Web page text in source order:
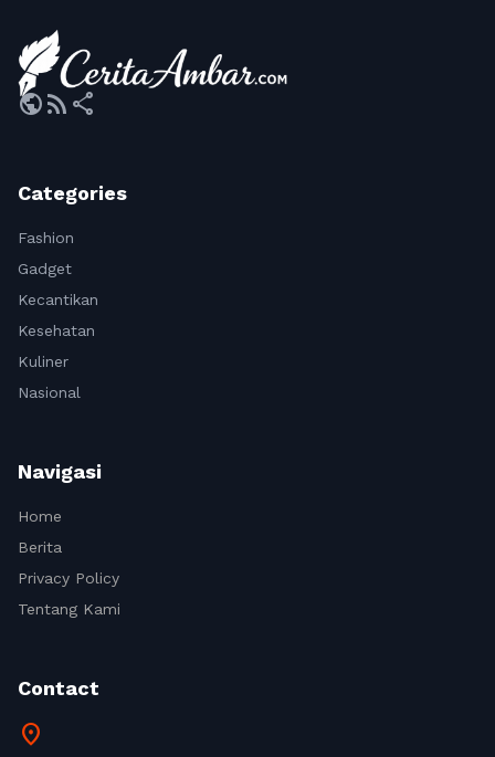
publicrss_feed share
Categories
Fashion
Gadget
Kecantikan
Kesehatan
Kuliner
Nasional
Navigasi
Home
Berita
Privacy Policy
Tentang Kami
Contact
location_on